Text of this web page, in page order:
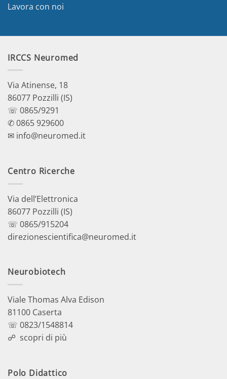
Lavora con noi
IRCCS Neuromed
Via Atinense, 18
86077 Pozzilli (IS)
☏ 0865/9291
✆ 0865 929600
✉ info@neuromed.it
Centro Ricerche
Via dell’Elettronica
86077 Pozzilli (IS)
☏ 0865/915204
direzionescientifica@neuromed.it
Neurobiotech
Viale Thomas Alva Edison
81100 Caserta
☏ 0823/1548814
☍ scopri di più
Polo Didattico